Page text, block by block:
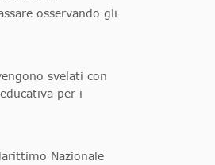
osservando gli
svelati con
per i
Nazionale